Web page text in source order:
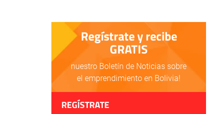
Regístrate y recibe
GRATIS
nuestro Boletín de Noticias sobre
el emprendimiento en Bolivia!
REGÍSTRATE